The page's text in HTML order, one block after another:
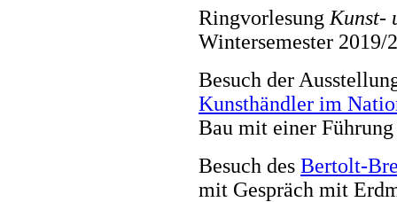
Ringvorlesung Kunst-
Wintersemester 2019/
Besuch der
Kunsthändler im
Bau mit einer
Besuch des Bertolt-
mit Gespräch mit